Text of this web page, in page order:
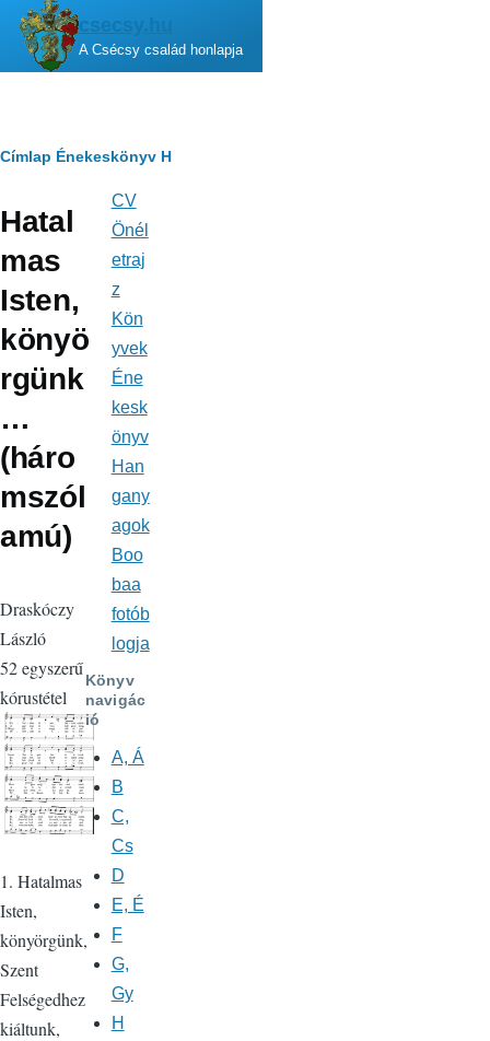
Ugrás a tartalomra
csecsy.hu
A Csécsy család honlapja
Morzsa
Címlap Énekeskönyv H
Hatal
mas
Isten,
könyö
rgünk
…
(háro
mszól
amú)
Draskóczy
László
52 egyszerű
kórustétel
1. Hatalmas
Isten,
könyörgünk,
Szent
Felségedhez
kiáltunk,
navigáció
CV
Önél
etraj
z
Kön
yvek
Éne
kesk
önyv
Han
gany
agok
Boo
baa
fotób
logja
Könyv
navigác
ió
A, Á
B
C,
Cs
D
E, É
F
G,
Gy
H